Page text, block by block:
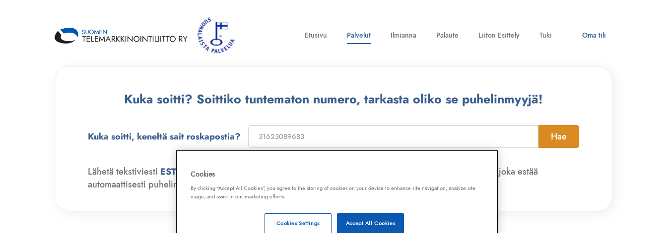
Etusivu Palvelut Ilmianna Palaute Liiton Esittely Tuki Oma tili
Kuka soitti? Soittiko tuntematon numero, tarkasta oliko se puhelinmyyjä!
Kuka soitti, keneltä sait roskapostia? Hae
Lähetä tekstiviesti ESTO numeroon
, niin saat laajan telemarkkinointikiellon ja Kilpi-sovelluksen, joka estää
automaattisesti puhelinmyyjien soitot, huijaussoitot, huijausviestit ja roskapostit.
Cookies
By clicking “Accept All Cookies”, you agree to the storing of cookies on your device to enhance site navigation, analyze site
usage, and assist in our marketing efforts.
Accept All Cookies
Cookies Settings